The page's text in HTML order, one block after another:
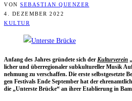
VON SEBASTIAN QUENZER
4. DEZEMBER 2022
KULTUR
Anfang des Jah­res grün­de­te sich der Kul­tur­ver­ein
li­cher und über­re­gio­na­ler sub­kul­tu­rel­ler Musik
neh­mung zu ver­schaf­fen. Die ers­te selbst­ge­setz­te
gen Fes­ti­vals Ende Sep­tem­ber hat der
die „Unters­te Brü­cke“ an ihrer Eta­blie­rung in